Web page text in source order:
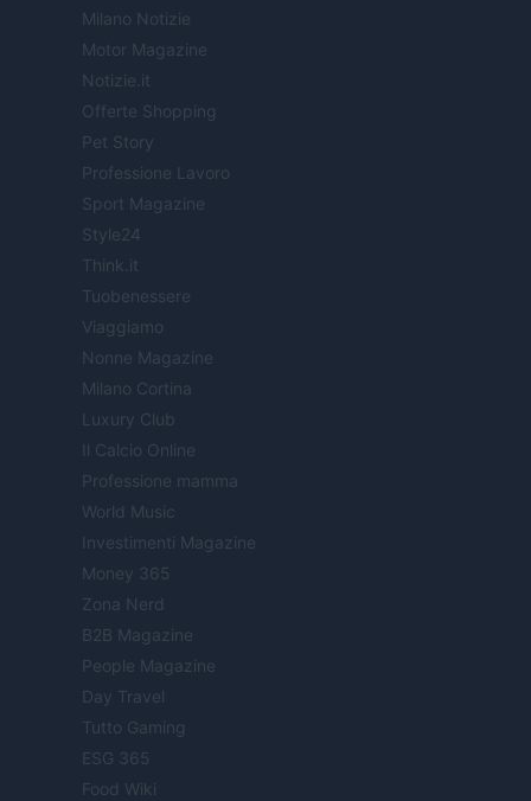
Milano Notizie
Motor Magazine
Notizie.it
Offerte Shopping
Pet Story
Professione Lavoro
Sport Magazine
Style24
Think.it
Tuobenessere
Viaggiamo
Nonne Magazine
Milano Cortina
Luxury Club
Il Calcio Online
Professione mamma
World Music
Investimenti Magazine
Money 365
Zona Nerd
B2B Magazine
People Magazine
Day Travel
Tutto Gaming
ESG 365
Food Wiki